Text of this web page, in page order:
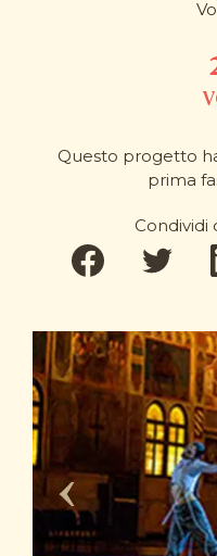
Questo progetto
prima
Condividi